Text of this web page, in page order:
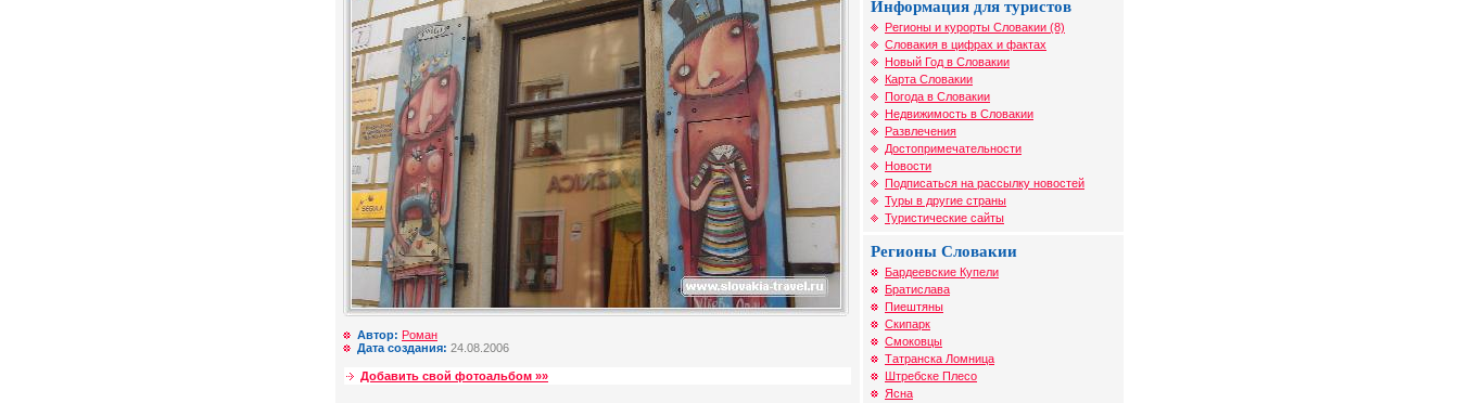
Автор: Роман
Дата создания: 24.08.2006
Добавить свой фотоальбом »»
Информация для туристов
Регионы и курорты Словакии (8)
Словакия в цифрах и фактах
Новый Год в Словакии
Карта Словакии
Погода в Словакии
Недвижимость в Словакии
Развлечения
Достопримечательности
Новости
Подписаться на рассылку новостей
Туры в другие страны
Туристические сайты
Регионы Словакии
Бардеевские Купели
Братислава
Пиештяны
Скипарк
Смоковцы
Татранска Ломница
Штребске Плесо
Ясна